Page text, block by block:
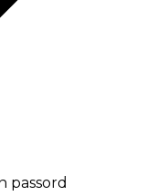
passord